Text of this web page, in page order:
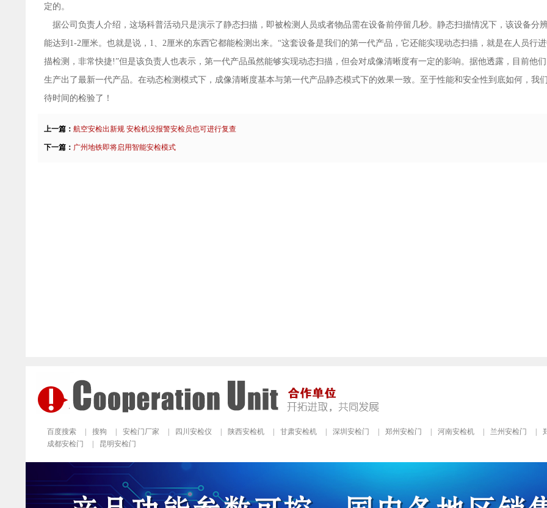
定的。
据公司负责人介绍，这场科普活动只是演示了静态扫描，即被检测人员或者物品需在设备前停留几秒。静态扫描情况下，该设备分
能达到1-2厘米。也就是说，1、2厘米的东西它都能检测出来。“这套设备是我们的第一代产品，它还能实现动态扫描，就是在人员行
描检测，非常快捷!”但是该负责人也表示，第一代产品虽然能够实现动态扫描，但会对成像清晰度有一定的影响。据他透露，目前他
生产出了最新一代产品。在动态检测模式下，成像清晰度基本与第一代产品静态模式下的效果一致。至于性能和安全性到底如何，我
待时间的检验了！
上一篇： 航空安检出新规 安检机没报警安检员也可进行复查
下一篇： 广州地铁即将启用智能安检模式
百度搜索 搜狗 安检门厂家 四川安检仪 陕西安检机 甘肃安检机 深圳安检门 郑州安检门 河南安检机 兰州安检门
成都安检门
昆明安检门